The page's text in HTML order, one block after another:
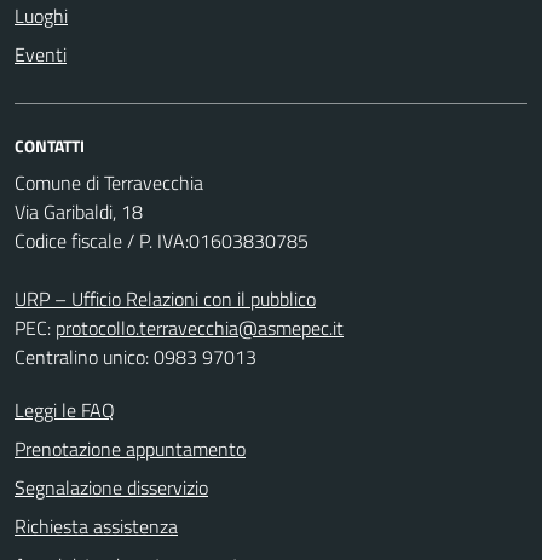
Luoghi
Eventi
CONTATTI
Comune di Terravecchia
Via Garibaldi, 18
Codice fiscale / P. IVA:01603830785
URP – Ufficio Relazioni con il pubblico
PEC: protocollo.terravecchia@asmepec.it
Centralino unico: 0983 97013
Leggi le FAQ
Prenotazione appuntamento
Segnalazione disservizio
Richiesta assistenza